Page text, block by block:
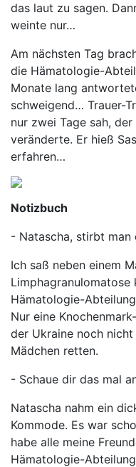
das laut zu sagen.
weinte nur…
Am nächsten Tag
die Hämatologie-
Monate lang
schweigend… Trauer-
nur zwei Tage sah,
veränderte. Er hieß
erfahren…
Notizbuch
- Natascha, stirbt man
Ich saß neben einem
Hämatologie-
Nur eine
der Ukraine noch
Mädchen retten.
- Schaue dir das mal
Natascha nahm ein
Kommode. Es war
habe alle meine
Hämatologie-